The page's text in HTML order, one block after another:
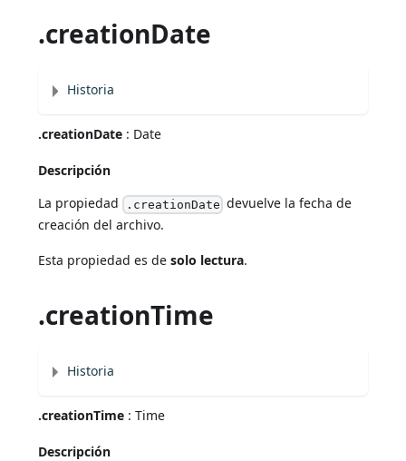
.creationDate
Historia
.creationDate : Date
Descripción
La propiedad .creationDate devuelve la fecha de
creación del archivo.
Esta propiedad es desolo lectura.
.creationTime
Historia
.creationTime : Time
Descripción